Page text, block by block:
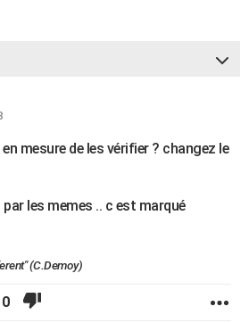
mesure de les vérifier ? changez le
les memes .. c est marqué
(C.Demoy)
0